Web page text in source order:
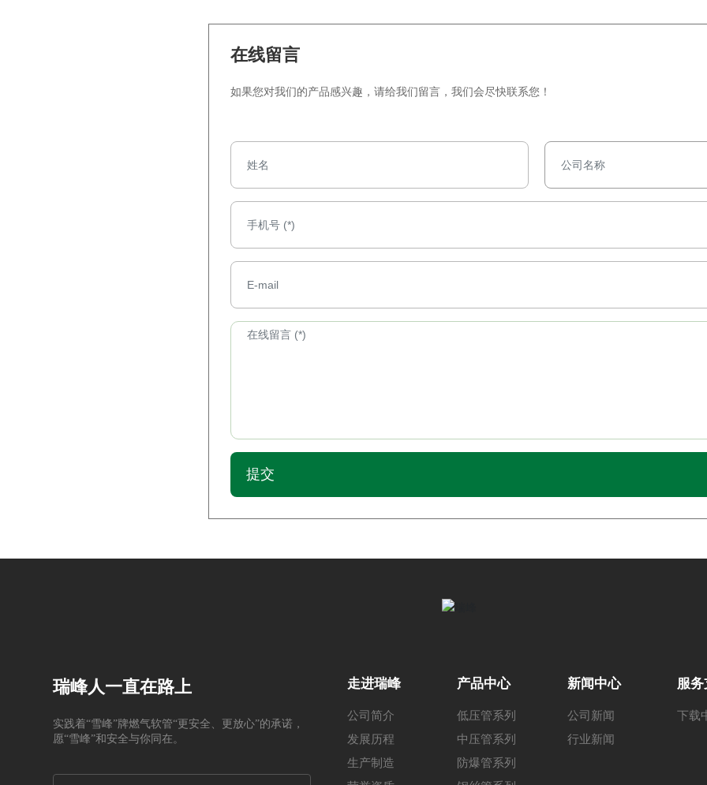
在线留言
如果您对我们的产品感兴趣，请给我们留言，我们会尽快联系您！
提交
瑞峰人一直在路上
实践着“雪峰”牌燃气软管“更安全、更放心”的承诺，
愿“雪峰”和安全与你同在。
走进瑞峰
公司简介
发展历程
生产制造
产品中心
低压管系列
中压管系列
防爆管系列
新闻中心
公司新闻
行业新闻
服
下载